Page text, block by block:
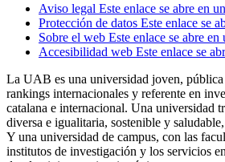
Aviso legal Este enlace se abre en
Protección de datos Este enlace se
Sobre el web Este enlace se abre en
Accesibilidad web Este enlace se
La UAB es una universidad joven,
rankings internacionales y referente en
catalana e internacional. Una universidad
diversa e igualitaria, sostenible y
Y una universidad de campus, con las
institutos de investigación y los servicios